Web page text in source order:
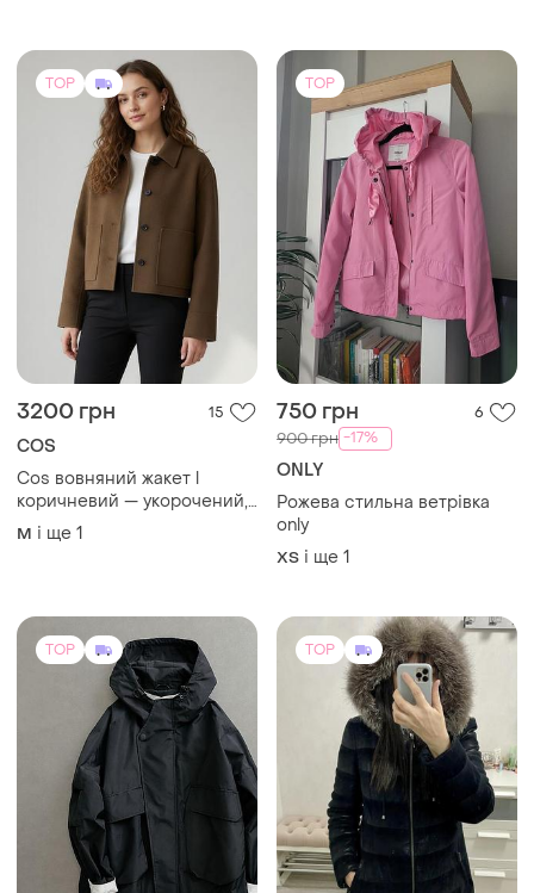
TOP
3200 грн 15
COS
Cos вовняний жакет l
коричневий — укорочений,
оригінал, київ
M і ще 1
TOP
750 грн 6
900 грн -17%
ONLY
Рожева стильна ветрівка
only
ХS і ще 1
TOP TOP